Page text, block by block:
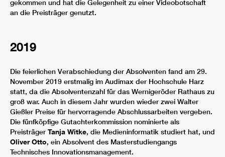
gekommen und hat die Gelegenheit zu einer Videobotschaft
an die Preisträger genutzt.
2019
Die feierlichen Verabschiedung der Absolventen fand am 29.
November 2019 erstmalig im Audimax der Hochschule Harz
statt, da die Absolventenzahl für das Wernigeröder Rathaus zu
groß war. Auch in diesem Jahr wurden wieder zwei Walter
Gießler Preise für hervorragende Abschlussarbeiten vergeben.
Die fünfköpfige Gutachterkommission nominierte als
Preisträger Tanja Witke, die Medieninformatik studiert hat, und
Oliver Otto, ein Absolvent des Masterstudiengangs
Technisches Innovationsmanagement.